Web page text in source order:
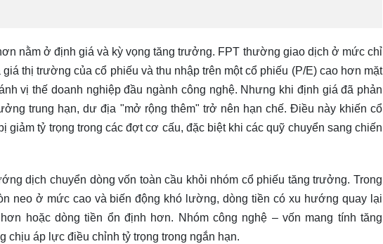
nằm ở định giá và kỳ vọng tăng trưởng. FPT thường giao dịch ở mức chỉ
thị trường của cổ phiếu và thu nhập trên một cổ phiếu (P/E) cao hơn mặt
vị thế doanh nghiệp đầu ngành công nghệ. Nhưng khi định giá đã phản
trung hạn, dư địa "mở rộng thêm" trở nên hạn chế. Điều này khiến cổ
giảm tỷ trọng trong các đợt cơ cấu, đặc biệt khi các quỹ chuyển sang chiến
dịch chuyển dòng vốn toàn cầu khỏi nhóm cổ phiếu tăng trưởng. Trong
neo ở mức cao và biến động khó lường, dòng tiền có xu hướng quay lại
hoặc dòng tiền ổn định hơn. Nhóm công nghệ – vốn mang tính tăng
chịu áp lực điều chỉnh tỷ trọng trong ngắn hạn.